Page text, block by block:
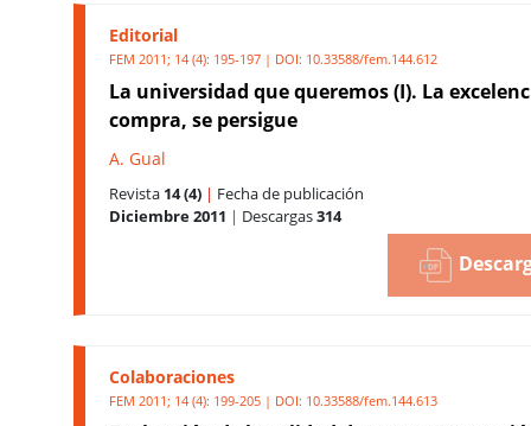
Editorial
FEM 2011; 14 (4): 195-197 | DOI: 10.33588/fem.144.612
La universidad que queremos (I). La
compra, se persigue
A. Gual
Revista 14 (4) | Fecha de publicación
Diciembre 2011 | Descargas314
Colaboraciones
FEM 2011; 14 (4): 199-205 | DOI: 10.33588/fem.144.613